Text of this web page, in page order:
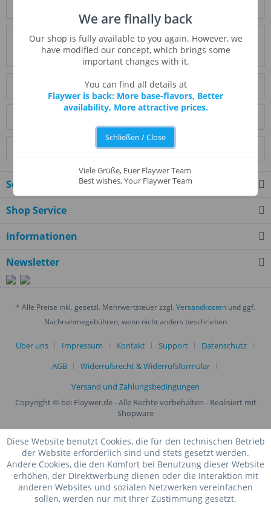
* Beschreibung folgt *
Bewertungen
0
Bewertungen lesen, schreiben und diskutieren...mehr
Ähnliche Artikel
Kunden haben sich ebenfalls angesehen
Service Hotline
Shop Service
Informationen
Newsletter
* Alle Preise inkl. gesetzl. Mehrwertsteuer zzgl. Versandkosten und ggf.
Nachnahmegebühren, wenn nicht anders beschrieben
Über uns Impressum Kontakt Support
Datenschutz
AGB
Widerrufsrecht & Widerrufsformular
Versand und Zahlungsbedingungen
Copyright © bei Flaywer.de - Alle Rechte vorbehalten - Realisiert mit
Shopware
Diese Website benutzt Cookies, die für den technischen Betrieb
der Website erforderlich sind und stets gesetzt werden.
Andere Cookies, die den Komfort bei Benutzung dieser Website
erhöhen, der Direktwerbung dienen oder die Interaktion mit
anderen Websites und sozialen Netzwerken vereinfachen
sollen, werden nur mit Ihrer Zustimmung gesetzt.
We are finally back
Our shop is fully available to you again. However, we
have modified our concept, which brings some
important changes with it.
You can find all details at
Flaywer is back: More base-flavors, Better
availability, More attractive prices.
Schließen / Close
Viele Grüße, Euer Flaywer Team
Best wishes, Your Flaywer Team